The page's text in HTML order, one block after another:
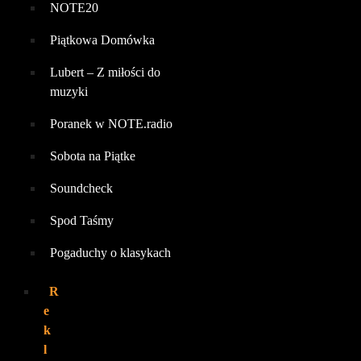
NOTE20
Piątkowa Domówka
Lubert – Z miłości do
muzyki
Poranek w NOTE.radio
Sobota na Piątke
Soundcheck
Spod Taśmy
Pogaduchy o klasykach
R
e
k
l